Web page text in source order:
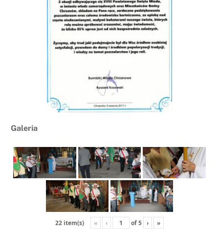
Galeria
22 item(s) « ‹ of5 › »